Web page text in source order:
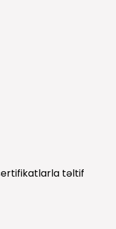
təltif